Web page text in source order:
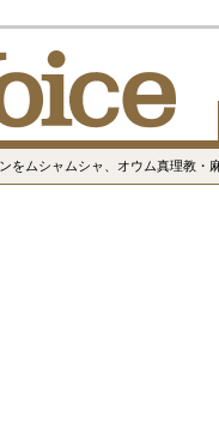
をムシャムシャ、オウム真理教・